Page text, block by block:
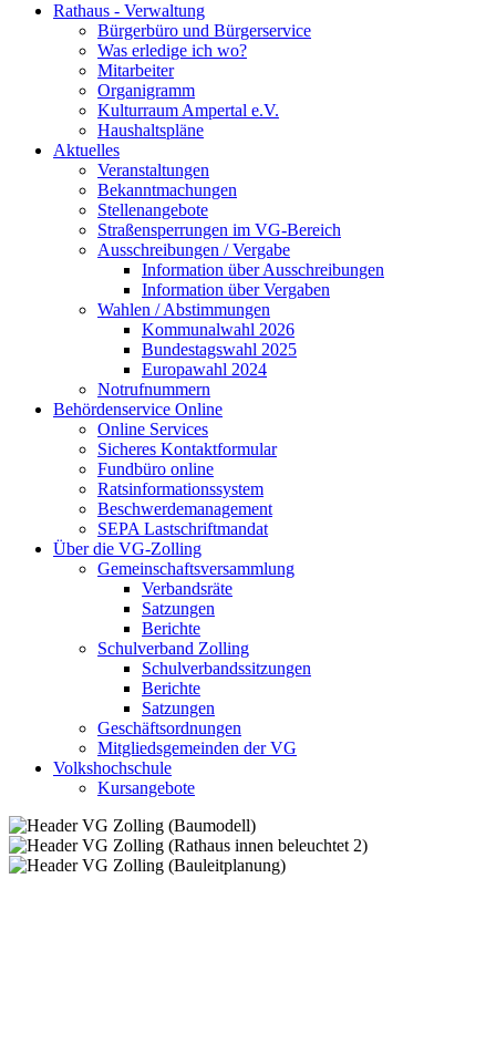
Rathaus - Verwaltung
Bürgerbüro und Bürgerservice
Was erledige ich wo?
Mitarbeiter
Organigramm
Kulturraum Ampertal e.V.
Haushaltspläne
Aktuelles
Veranstaltungen
Bekanntmachungen
Stellenangebote
Straßensperrungen im VG-Bereich
Ausschreibungen / Vergabe
Information über Ausschreibungen
Information über Vergaben
Wahlen / Abstimmungen
Kommunalwahl 2026
Bundestagswahl 2025
Europawahl 2024
Notrufnummern
Behördenservice Online
Online Services
Sicheres Kontaktformular
Fundbüro online
Ratsinformationssystem
Beschwerdemanagement
SEPA Lastschriftmandat
Über die VG-Zolling
Gemeinschaftsversammlung
Verbandsräte
Satzungen
Berichte
Schulverband Zolling
Schulverbandssitzungen
Berichte
Satzungen
Geschäftsordnungen
Mitgliedsgemeinden der VG
Volkshochschule
Kursangebote